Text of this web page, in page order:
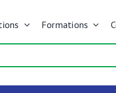
Formations